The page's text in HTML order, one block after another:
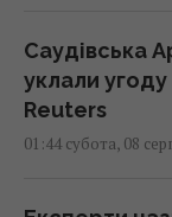
Саудівська
уклали
Reuters
01:44 субота, 08